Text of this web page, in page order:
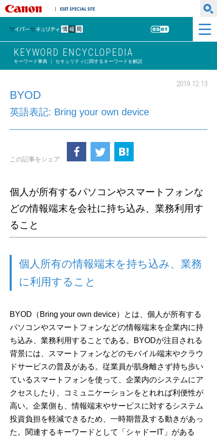
キヤノンマーケティングジャパン株式会社
サイバーセキュリティ情報局
ESET
KEYWORD ENCYCLOPEDIA
キーワード事典 ｜ セキュリティに関するキーワードを解説
2019.12.13
BYOD
英語表記: Bring your own device
この記事をシェア
個人が所有するパソコンやスマートフォンな
どの情報端末を会社に持ち込み、業務利用す
ること
個人所有の情報端末を持ち込み、業務
に利用すること
BYOD（Bring your own device）とは、個人が所有する
パソコンやスマートフォンなどの情報端末を企業内に持
ち込み、業務利用することである。BYODが注目される
背景には、スマートフォンなどのモバイル端末やクラウ
ドサービスの普及がある。従業員が肌身離さず持ち歩い
ているスマートフォンを使って、企業内のシステムにア
クセスしたり、コミュニケーションをとれれば利便性が
高い。企業側も、情報端末やサービスに対するシステム
投資負担を軽減できるため、一時期普及する動きがあっ
た。関連するキーワードとして「シャドーIT」がある